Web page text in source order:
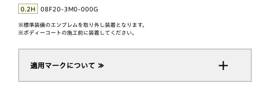
0.2H 08F20-3M0-000G
※標準装備のエンブレムを取り外し装着となります。
※ボディーコートの施工前に装着してください。
適用マークについて ≫